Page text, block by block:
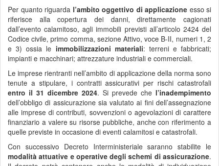
Per quanto riguarda l’ambito oggettivo di applicazione esso si
riferisce alla copertura dei danni, direttamente cagionati
dall’evento calamitoso, agli immobili previsti all’articolo 2424 del
Codice civile, primo comma, sezione Attivo, voce B-II, numeri 1, 2
e 3) ossia le immobilizzazioni materiali: terreni e fabbricati;
impianti e macchinari; attrezzature industriali e commerciali.
Le imprese rientranti nell’ambito di applicazione della norma sono
tenute a stipulare, i contratti assicurativi per rischi catastrofali
entro il 31 dicembre 2024. Si prevede che l’inadempimento
dell’obbligo di assicurazione sia valutato ai fini dell’assegnazione
alle imprese di contributi, sovvenzioni o agevolazioni di carattere
finanziario a valere su risorse pubbliche, anche con riferimento a
quelle previste in occasione di eventi calamitosi e catastrofali.
Con successivo Decreto Interministeriale saranno stabilite le
modalità attuative e operative degli schemi di assicurazione.